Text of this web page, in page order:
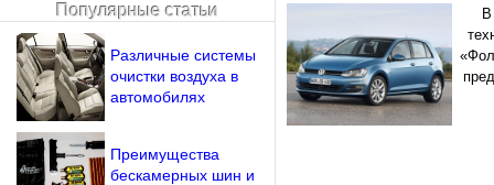
Напомнить пароль?
Популярные статьи
Различные системы
очистки воздуха в
автомобилях
Преимущества
бескамерных шин и